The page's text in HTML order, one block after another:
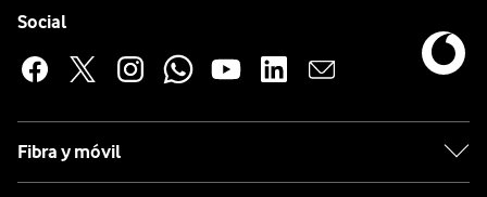
Social
Fibra y móvil